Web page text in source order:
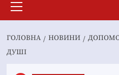
меню
ГОЛОВНА НОВИНИ
ДУШІ